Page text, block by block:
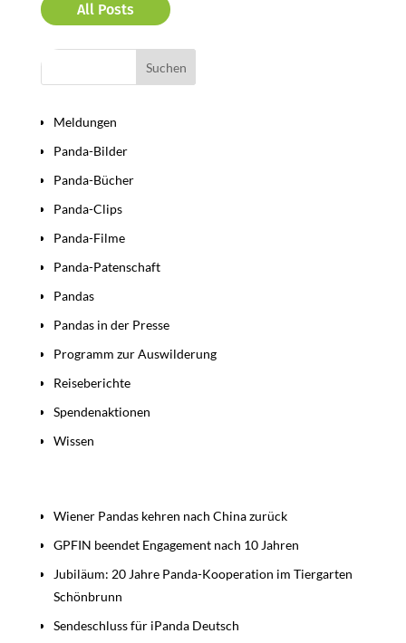
All Posts
Meldungen
Panda-Bilder
Panda-Bücher
Panda-Clips
Panda-Filme
Panda-Patenschaft
Pandas
Pandas in der Presse
Programm zur Auswilderung
Reiseberichte
Spendenaktionen
Wissen
Wiener Pandas kehren nach China zurück
GPFIN beendet Engagement nach 10 Jahren
Jubiläum: 20 Jahre Panda-Kooperation im Tiergarten
Schönbrunn
Sendeschluss für iPanda Deutsch